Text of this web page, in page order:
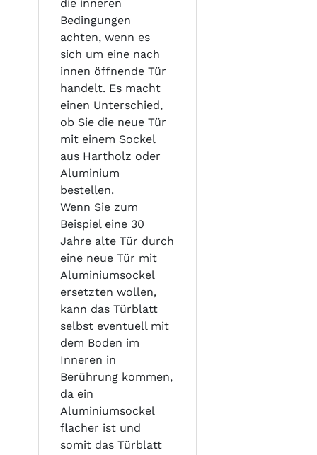
die inneren
Bedingungen
achten, wenn es
sich um eine nach
innen öffnende Tür
handelt. Es macht
einen Unterschied,
ob Sie die neue Tür
mit einem Sockel
aus Hartholz oder
Aluminium
bestellen.
Wenn Sie zum
Beispiel eine 30
Jahre alte Tür durch
eine neue Tür mit
Aluminiumsockel
ersetzten wollen,
kann das Türblatt
selbst eventuell mit
dem Boden im
Inneren in
Berührung kommen,
da ein
Aluminiumsockel
flacher ist und
somit das Türblatt